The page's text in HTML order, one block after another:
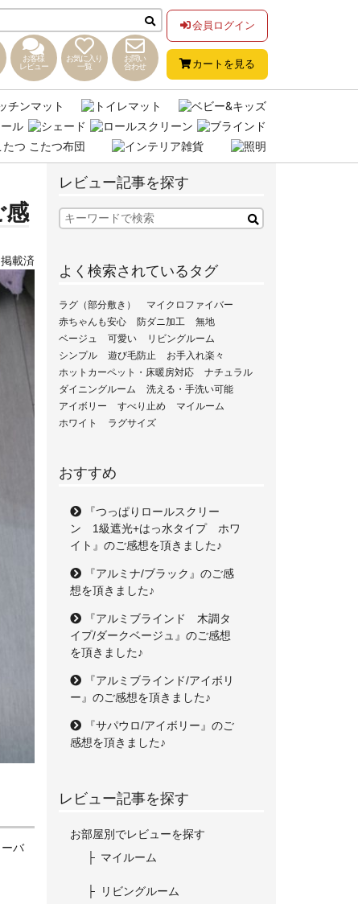
お客様
レビュー
お気に入り
一覧
お問い
合わせ
会員ログイン
カートを見る
感
掲載済
バ
レビュー記事を探す
よく検索されているタグ
ラグ（部分敷き）
マイクロファイバー
赤ちゃんも安心
防ダニ加工
無地
ベージュ
可愛い
リビングルーム
シンプル
遊び毛防止
お手入れ楽々
ホットカーペット・床暖房対応
ナチュラル
ダイニングルーム
洗える・手洗い可能
アイボリー
すべり止め
マイルーム
ホワイト
ラグサイズ
おすすめ
『つっぱりロールスクリー
ン 1級遮光+はっ水タイプ ホワ
イト』のご感想を頂きました♪
『アルミナ/ブラック』のご感
想を頂きました♪
『アルミブラインド 木調タ
イプ/ダークベージュ』のご感想
を頂きました♪
『アルミブラインド/アイボリ
ー』のご感想を頂きました♪
『サパウロ/アイボリー』のご
感想を頂きました♪
レビュー記事を探す
お部屋別でレビューを探す
マイルーム
リビングルーム